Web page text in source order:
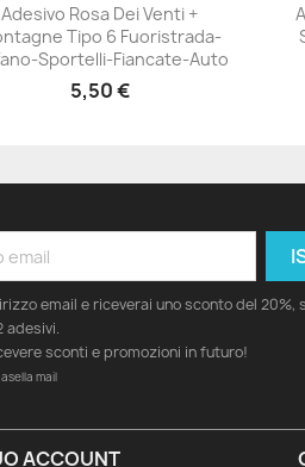
+23
Adesivo Rosa Dei Venti +
Tipo 6 Fuoristrada-
Sportelli-Fiancate-Auto
5,50 €
email e riceverai uno sconto del 20%,
adesivi.
sconti e promozioni in futuro!
mail
ACCOUNT